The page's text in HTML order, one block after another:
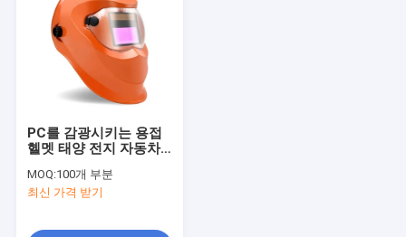
PC를 감광시키는 용접
헬멧 태양 전지 자동차
본인은 보호합니다
MOQ:100개 부분
최신 가격 받기